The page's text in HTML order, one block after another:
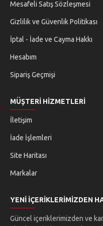
Hava Yastığı Modül
test eder.
Şanzıman Testleri:
Gaz Kelebeği
hassaslık testlerini
ABS, ESP ve TCS
sistemlerini test eder.
Motor Testleri: Hem
kapsamlı testler sunar.
ayarlarını kontrol eder.
güvenlik sistemlerini
Elektrik Modülü
Mesafeli Satış Sözleşmesi
Gizlilik ve Güvenlik Politikası
İptal - İade ve Cayma Hakkı
Hesabım
Sipariş Geçmişi
MÜŞTERI HIZMETLERI
İletişim
İade İşlemleri
Site Haritası
Markalar
YENI İÇERIKLERIMIZDEN
Güncel içeriklerimizden ve